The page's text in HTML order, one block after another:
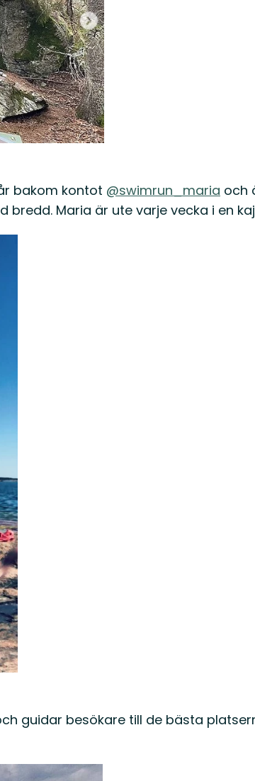
bakom kontot @swimrun_maria och
Maria är ute varje vecka i en
guidar besökare till de bästa